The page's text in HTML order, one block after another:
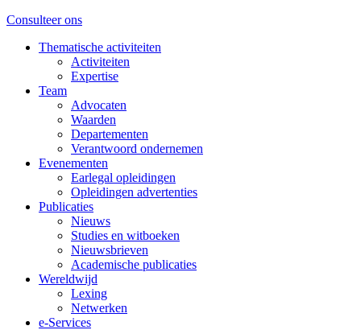
Consulteer ons
Thematische activiteiten
Activiteiten
Expertise
Team
Advocaten
Waarden
Departementen
Verantwoord ondernemen
Evenementen
Earlegal opleidingen
Opleidingen advertenties
Publicaties
Nieuws
Studies en witboeken
Nieuwsbrieven
Academische publicaties
Wereldwijd
Lexing
Netwerken
e-Services